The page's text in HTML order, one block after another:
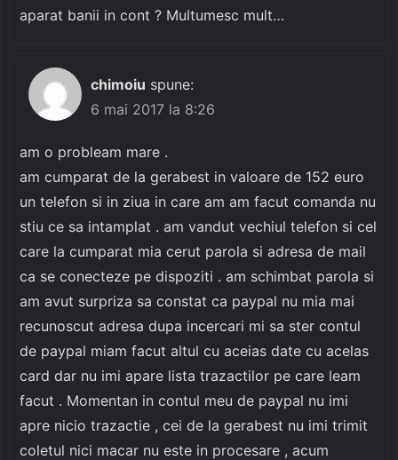
aparat banii in cont ? Multumesc mult…
chimoiu spune:
6 mai 2017 la 8:26
am o probleam mare .
am cumparat de la gerabest in valoare de 152 euro
un telefon si in ziua in care am am facut comanda nu
stiu ce sa intamplat . am vandut vechiul telefon si cel
care la cumparat mia cerut parola si adresa de mail
ca se conecteze pe dispoziti . am schimbat parola si
am avut surpriza sa constat ca paypal nu mia mai
recunoscut adresa dupa incercari mi sa ster contul
de paypal miam facut altul cu aceias date cu acelas
card dar nu imi apare lista trazactilor pe care leam
facut . Momentan in contul meu de paypal nu imi
apre nicio trazactie , cei de la gerabest nu imi trimit
coletul nici macar nu este in procesare , acum